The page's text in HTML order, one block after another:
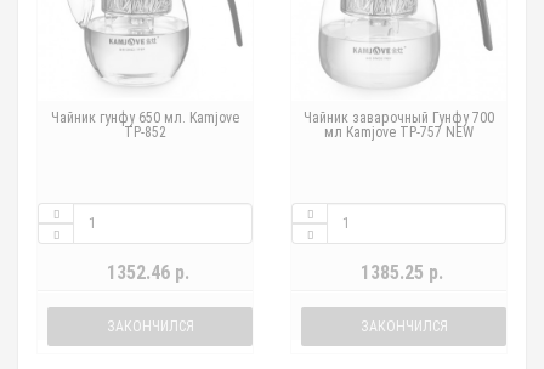
Чайник гунфу 650 мл. Kamjove
TP-852
1352.46 р.
ЗАКОНЧИЛСЯ
Чайник заварочный Гунфу 700
мл Kamjove TP-757 NEW
1385.25 р.
ЗАКОНЧИЛСЯ